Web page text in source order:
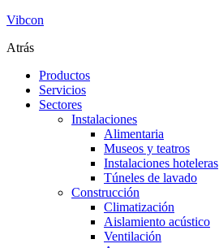
Vibcon
Atrás
Productos
Servicios
Sectores
Instalaciones
Alimentaria
Museos y teatros
Instalaciones hoteleras
Túneles de lavado
Construcción
Climatización
Aislamiento acústico
Ventilación